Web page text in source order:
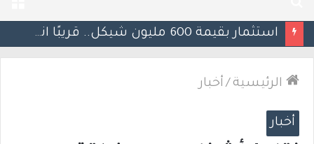
عن
الرئيسية / أخبار
أخبار